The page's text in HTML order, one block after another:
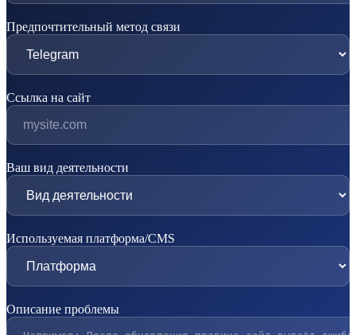
Предпочтительный метод связи
Ссылка на сайт
Ваш вид деятельности
Используемая платформа/CMS
Описание проблемы